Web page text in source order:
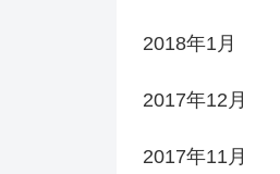
2018年1月
2017年12月
2017年11月